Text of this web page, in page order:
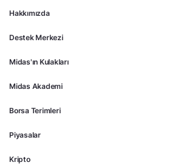
Hakkımızda
Destek Merkezi
Midas'ın Kulakları
Midas Akademi
Borsa Terimleri
Piyasalar
Kripto